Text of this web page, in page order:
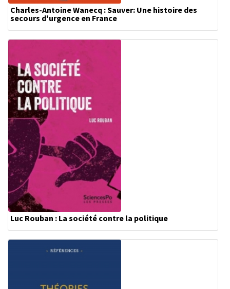
Charles-Antoine Wanecq : Sauver: Une histoire des
secours d'urgence en France
Luc Rouban : La société contre la politique